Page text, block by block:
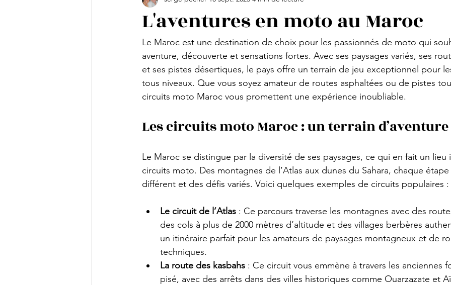
L'aventures en moto au Maroc
Le Maroc est une destination de choix pour les passionnés de moto qui
aventure, découverte et sensations fortes. Avec ses paysages variés, ses
et ses pistes désertiques, le pays offre un terrain de jeu exceptionnel pour
tous niveaux. Que vous soyez amateur de routes asphaltées ou de pistes
circuits moto Maroc vous promettent une expérience inoubliable.
Les circuits moto Maroc : un terrain
Le Maroc se distingue par la diversité de ses paysages, ce qui en fait un
circuits moto. Des montagnes de l’Atlas aux dunes du Sahara, chaque
différent et des défis variés. Voici quelques exemples de circuits populaires :
Le circuit de l’Atlas : Ce parcours traverse les montagnes avec des
des cols à plus de 2000 mètres d’altitude et des villages berbères
un itinéraire parfait pour les amateurs de paysages montagneux et de
techniques.
La route des kasbahs : Ce circuit vous emmène à travers les anciennes
pisé, avec des arrêts dans des villes historiques comme Ouarzazate et